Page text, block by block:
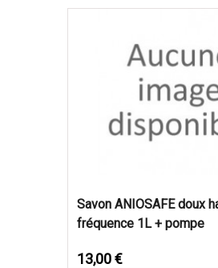
Savon ANIOSAFE doux
fréquence 1L + pompe
Prix
13,00 €